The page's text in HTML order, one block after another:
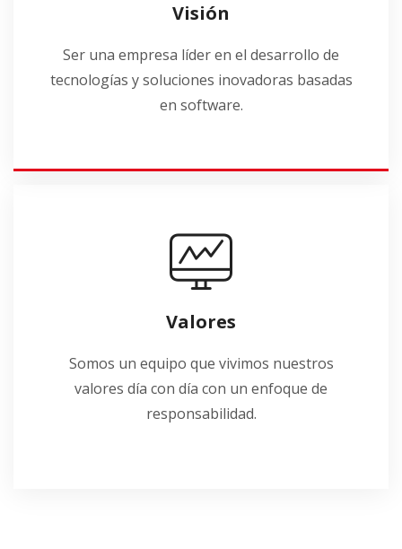
Visión
Ser una empresa líder en el desarrollo de
tecnologías y soluciones inovadoras basadas
en software.
Valores
Somos un equipo que vivimos nuestros
valores día con día con un enfoque de
responsabilidad.